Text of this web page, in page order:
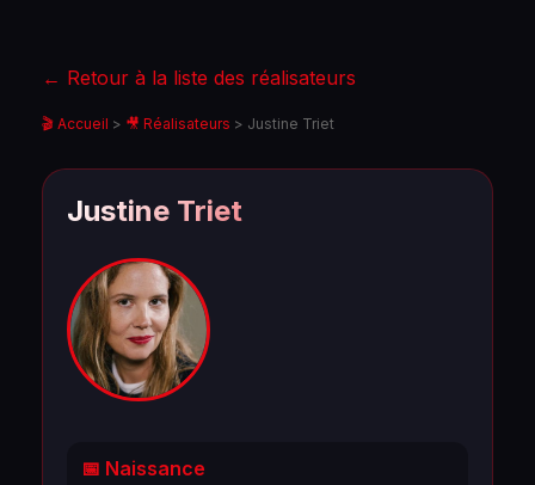
← Retour à la liste des réalisateurs
🎬 Accueil > 🎥 Réalisateurs > Justine Triet
Justine Triet
📅 Naissance